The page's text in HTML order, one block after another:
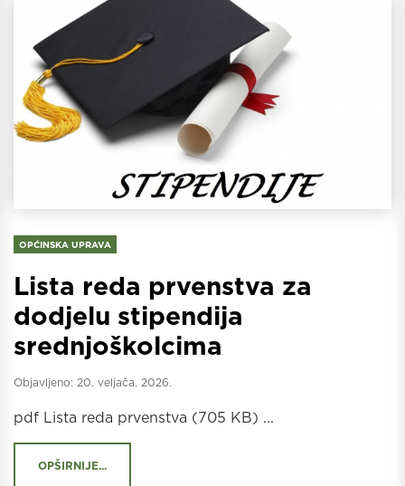
OPĆINSKA UPRAVA
Lista reda prvenstva za
dodjelu stipendija
srednjoškolcima
Objavljeno: 20. veljača. 2026.
pdf Lista reda prvenstva (705 KB) ...
OPŠIRNIJE...